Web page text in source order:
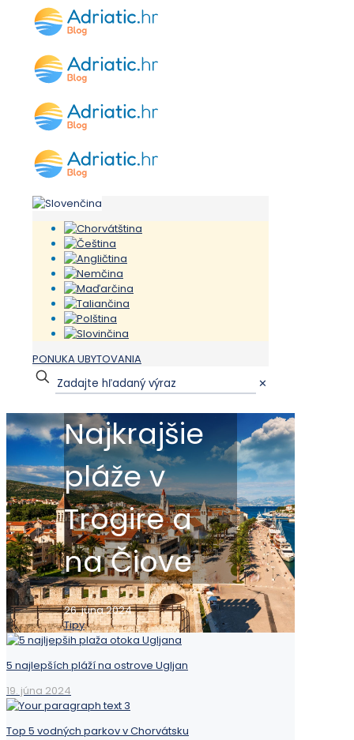
PONUKA UBYTOVANIA
✕
Najkrajšie
pláže v
Trogire a
na Čiove
26. júna 2024
Tipy
5 najlepších pláží na ostrove Ugljan
19. júna 2024
Top 5 vodných parkov v Chorvátsku